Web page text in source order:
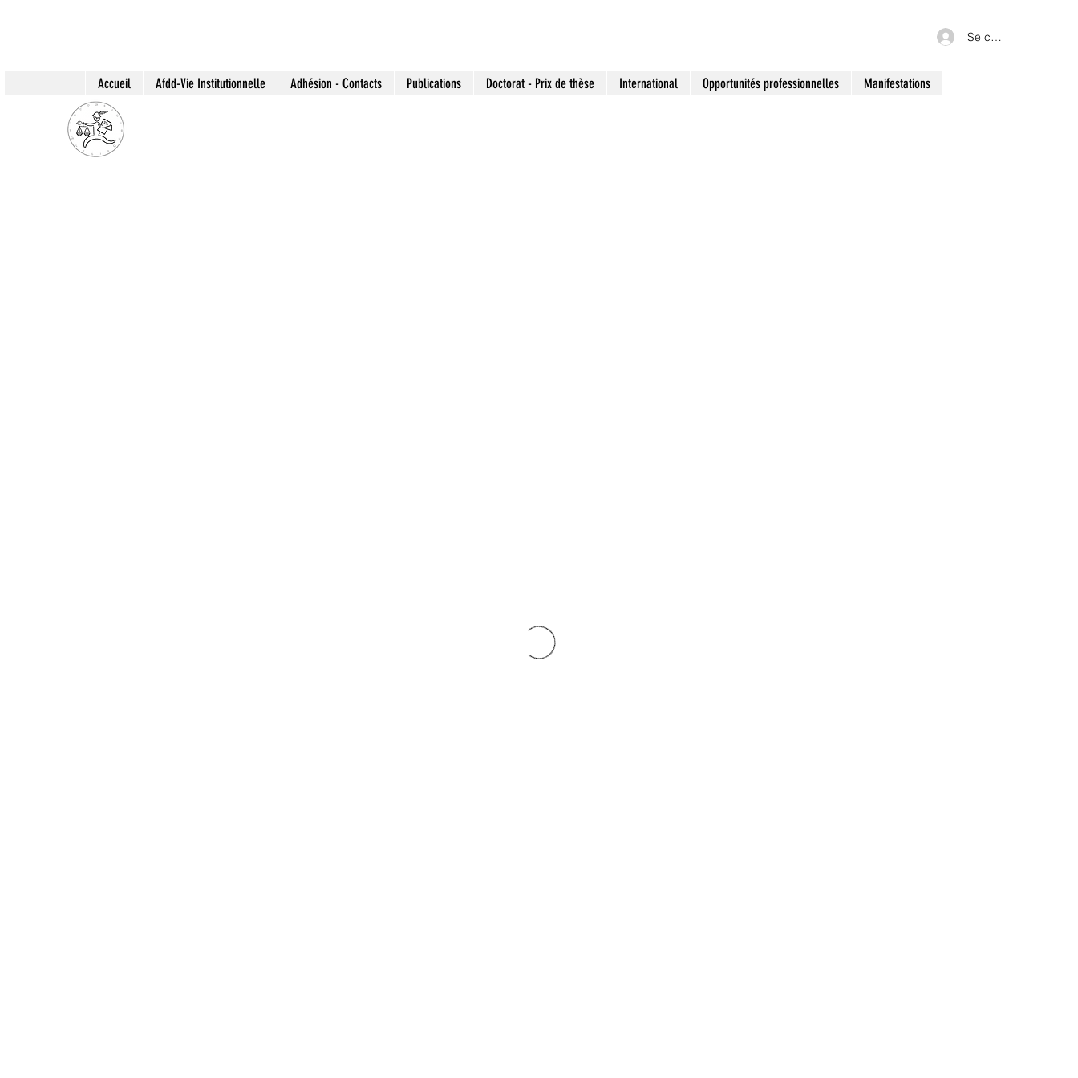
Se connecter
Accueil Afdd-Vie Institutionnelle Adhésion - Contacts Publications Doctorat - Prix de thèse International Opportunités professionnelles Manifestations